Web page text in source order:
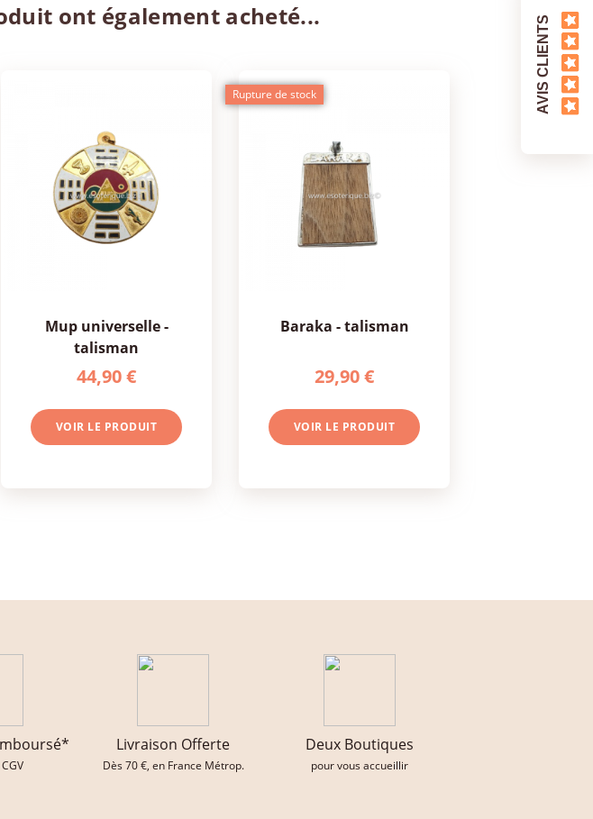
ont également acheté...
mup universelle -
talisman
44,90 €
VOIR LE PRODUIT
baraka - talisman
29,90 €
VOIR LE PRODUIT
Rupture de stock
Livraison Offerte
Dès 70 €, en France Métrop.
Deux Boutiques
pour vous accueillir
AVIS CLIENTS